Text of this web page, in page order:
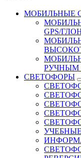
МОБИЛЬНЫЕ
GPS/
РУЧНЫМ
СВЕТОФОРЫ